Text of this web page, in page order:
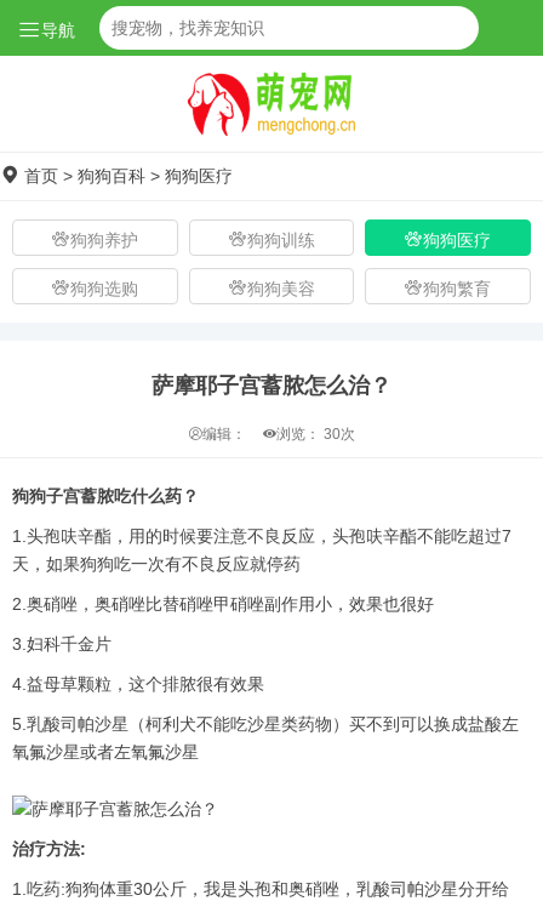
导航
首页 > 狗狗百科 > 狗狗医疗
狗狗养护 狗狗训练 狗狗医疗
狗狗选购 狗狗美容 狗狗繁育
萨摩耶子宫蓄脓怎么治？
编辑： 浏览： 30次
狗狗子宫蓄脓吃什么药？
1.头孢呋辛酯，用的时候要注意不良反应，头孢呋辛酯不能吃超过7
天，如果狗狗吃一次有不良反应就停药
2.奥硝唑，奥硝唑比替硝唑甲硝唑副作用小，效果也很好
3.妇科千金片
4.益母草颗粒，这个排脓很有效果
5.乳酸司帕沙星（柯利犬不能吃沙星类药物）买不到可以换成盐酸左
氧氟沙星或者左氧氟沙星
治疗方法:
1.吃药:狗狗体重30公斤，我是头孢和奥硝唑，乳酸司帕沙星分开给